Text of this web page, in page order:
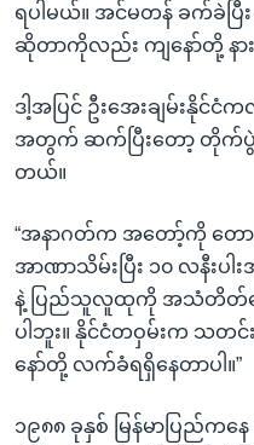
ရပါမယ်။ အင်မတန် ခက်ခဲပ
ဆိုတာကိုလည်း ကျနော်တို့ နာ
ဒါ့အပြင် ဦးအေးချမ်းနို
အတွက် ဆက်ပြီးတော့ တိုက်ပွဲဝ
တယ်။
“အနာဂတ်က အတော့်ကို တေ
အာဏာသိမ်းပြီး ၁၀ လနီးပါ
နဲ့ ပြည်သူလူထုကို အသံတိတ်
ပါဘူး။ နိုင်ငံတဝှမ်းက သတ
နော်တို့ လက်ခံရရှိနေတာပါ။”
၁၉၈၈ ခုနှစ် မြန်မာပြည်က